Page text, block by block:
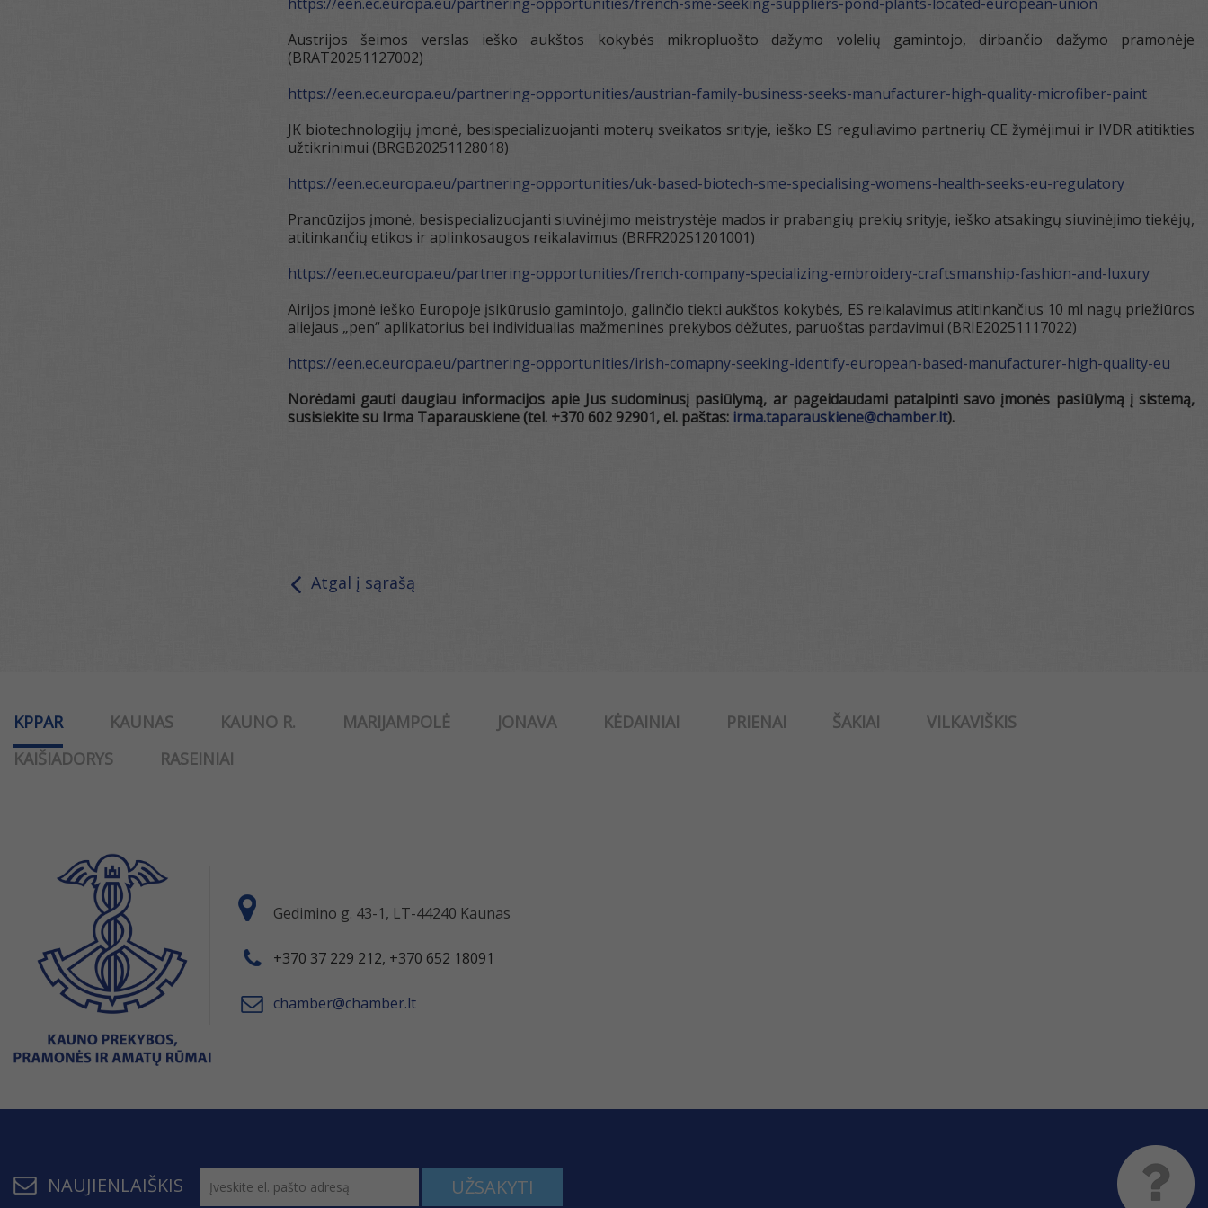
Austrijos šeimos verslas ieško aukštos kokybės mikropluošto dažymo volelių gamintojo, dirbančio dažymo pramonėje
(BRAT20251127002)
https://een.ec.europa.eu/partnering-opportunities/austrian-family-business-seeks-manufacturer-high-quality-microfiber-paint
JK biotechnologijų įmonė, besispecializuojanti moterų sveikatos srityje, ieško ES reguliavimo partnerių CE žymėjimui ir IVDR atitikties
užtikrinimui (BRGB20251128018)
https://een.ec.europa.eu/partnering-opportunities/uk-based-biotech-sme-specialising-womens-health-seeks-eu-regulatory
Prancūzijos įmonė, besispecializuojanti siuvinėjimo meistrystėje mados ir prabangių prekių srityje, ieško atsakingų siuvinėjimo tiekėjų,
atitinkančių etikos ir aplinkosaugos reikalavimus (BRFR20251201001)
https://een.ec.europa.eu/partnering-opportunities/french-company-specializing-embroidery-craftsmanship-fashion-and-luxury
Airijos įmonė ieško Europoje įsikūrusio gamintojo, galinčio tiekti aukštos kokybės, ES reikalavimus atitinkančius 10 ml nagų priežiūros
aliejaus „pen“ aplikatorius bei individualias mažmeninės prekybos dėžutes, paruoštas pardavimui (BRIE20251117022)
https://een.ec.europa.eu/partnering-opportunities/irish-comapny-seeking-identify-european-based-manufacturer-high-quality-eu
Norėdami gauti daugiau informacijos apie Jus sudominusį pasiūlymą, ar pageidaudami patalpinti savo įmonės pasiūlymą į sistemą,
susisiekite su Irma Taparauskiene (tel. +370 602 92901, el. paštas: irma.taparauskiene@chamber.lt).
Atgal į sąrašą
KPPAR KAUNAS KAUNO R. MARIJAMPOLĖ JONAVA KĖDAINIAI PRIENAI ŠAKIAI
VILKAVIŠKIS
KAIŠIADORYS
RASEINIAI
Gedimino g. 43-1, LT-44240 Kaunas
+370 37 229 212, +370 652 18091
chamber@chamber.lt
NAUJIENLAIŠKIS UŽSAKYTI